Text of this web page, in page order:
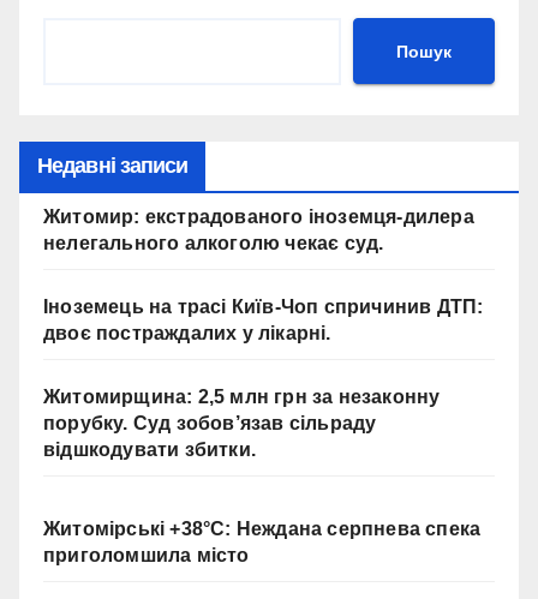
с
т
и
ц
і
Ю
Н
С
Е
Ф
д
о
Пошук
Недавні записи
Житомир: екстрадованого іноземця-дилера
нелегального алкоголю чекає суд.
Іноземець на трасі Київ-Чоп спричинив ДТП:
двоє постраждалих у лікарні.
Житомирщина: 2,5 млн грн за незаконну
порубку. Суд зобов’язав сільраду
відшкодувати збитки.
Житомірські +38°C: Неждана серпнева спека
приголомшила місто